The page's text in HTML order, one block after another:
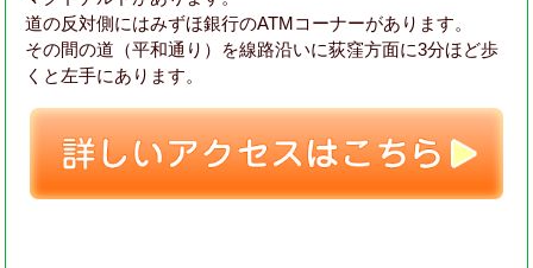
道の反対側にはみずほ銀行のATMコーナーがあります。
その間の道（平和通り）を線路沿いに荻窪方面に3分ほど歩
くと左手にあります。